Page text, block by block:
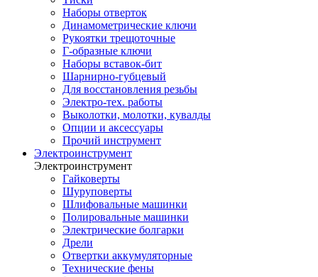
Наборы отверток
Динамометрические ключи
Рукоятки трещоточные
Г-образные ключи
Наборы вставок-бит
Шарнирно-губцевый
Для восстановления резьбы
Электро-тех. работы
Выколотки, молотки, кувалды
Опции и аксессуары
Прочий инструмент
Электроинструмент
Электроинструмент
Гайковерты
Шуруповерты
Шлифовальные машинки
Полировальные машинки
Электрические болгарки
Дрели
Отвертки аккумуляторные
Технические фены